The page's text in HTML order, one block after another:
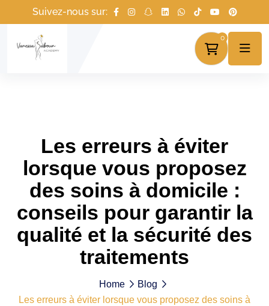
Suivez-nous sur:
0
Les erreurs à éviter
lorsque vous proposez
des soins à domicile :
conseils pour garantir la
qualité et la sécurité des
traitements
Home
Blog
Les erreurs à éviter lorsque vous proposez des soins à